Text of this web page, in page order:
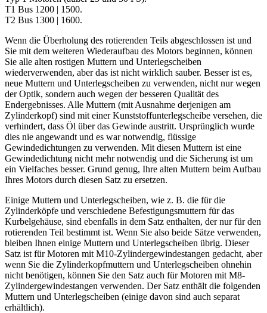
T1 Bus 1200 | 1500.
T2 Bus 1300 | 1600.
Wenn die Überholung des rotierenden Teils abgeschlossen ist und
Sie mit dem weiteren Wiederaufbau des Motors beginnen, können
Sie alle alten rostigen Muttern und Unterlegscheiben
wiederverwenden, aber das ist nicht wirklich sauber. Besser ist es,
neue Muttern und Unterlegscheiben zu verwenden, nicht nur wegen
der Optik, sondern auch wegen der besseren Qualität des
Endergebnisses. Alle Muttern (mit Ausnahme derjenigen am
Zylinderkopf) sind mit einer Kunststoffunterlegscheibe versehen, die
verhindert, dass Öl über das Gewinde austritt. Ursprünglich wurde
dies nie angewandt und es war notwendig, flüssige
Gewindedichtungen zu verwenden. Mit diesen Muttern ist eine
Gewindedichtung nicht mehr notwendig und die Sicherung ist um
ein Vielfaches besser. Grund genug, Ihre alten Muttern beim Aufbau
Ihres Motors durch diesen Satz zu ersetzen.
Einige Muttern und Unterlegscheiben, wie z. B. die für die
Zylinderköpfe und verschiedene Befestigungsmuttern für das
Kurbelgehäuse, sind ebenfalls in dem Satz enthalten, der nur für den
rotierenden Teil bestimmt ist. Wenn Sie also beide Sätze verwenden,
bleiben Ihnen einige Muttern und Unterlegscheiben übrig. Dieser
Satz ist für Motoren mit M10-Zylindergewindestangen gedacht, aber
wenn Sie die Zylinderkopfmuttern und Unterlegscheiben ohnehin
nicht benötigen, können Sie den Satz auch für Motoren mit M8-
Zylindergewindestangen verwenden. Der Satz enthält die folgenden
Muttern und Unterlegscheiben (einige davon sind auch separat
erhältlich).